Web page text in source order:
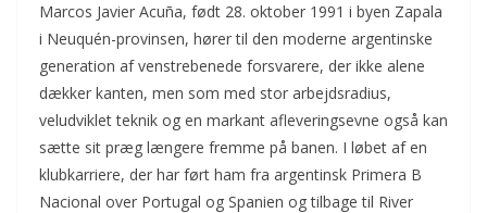
Marcos Javier Acuña, født 28. oktober 1991 i byen Zapala
i Neuquén-provinsen, hører til den moderne argentinske
generation af venstrebenede forsvarere, der ikke alene
dækker kanten, men som med stor arbejdsradius,
veludviklet teknik og en markant afleveringsevne også kan
sætte sit præg længere fremme på banen. I løbet af en
klubkarriere, der har ført ham fra argentinsk Primera B
Nacional over Portugal og Spanien og tilbage til River